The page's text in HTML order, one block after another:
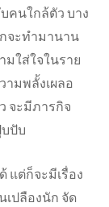
คนใกล้ตัว บาง
จะทำมานาน
ใส่ใจในราย
ามพลั้งเผลอ
จะมีภารกิจ
ปับ
แต่ก็จะมีเรื่อง
เปลืองนัก จัด